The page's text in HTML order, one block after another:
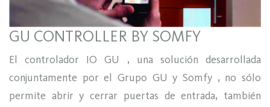
GU CONTROLLER BY SOMFY
El controlador IO GU , una solución desarrollada
conjuntamente por el Grupo GU y Somfy , no sólo
permite abrir y cerrar puertas de entrada, también